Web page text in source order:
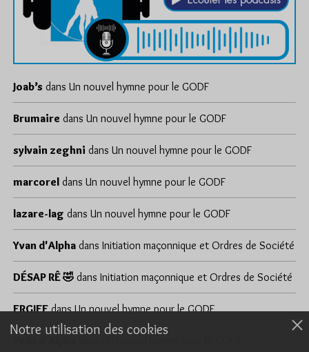
Joab’s dans Un nouvel hymne pour le GODF
Brumaire dans Un nouvel hymne pour le GODF
sylvain zeghni dans Un nouvel hymne pour le GODF
marcorel dans Un nouvel hymne pour le GODF
lazare-lag dans Un nouvel hymne pour le GODF
Yvan d'Alpha dans Initiation maçonnique et Ordres de Société
DÉSAP RÊ 🤣 dans Initiation maçonnique et Ordres de Société
ERGIEFdansUn nouvel hymne pour le GODF
Notre utilisation des cookies